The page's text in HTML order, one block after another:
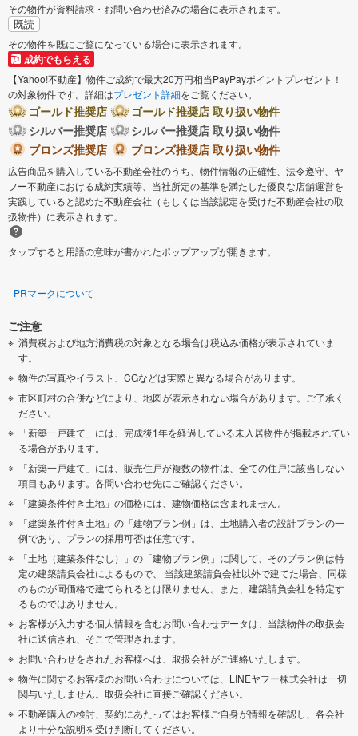
その物件が資料請求・お問い合わせ済みの場合に表示されます。
既読
その物件を既にご覧になっている場合に表示されます。
成約でもらえる
【Yahoo!不動産】物件ご成約で最大20万円相当PayPayポイントプレゼント！
の対象物件です。詳細はプレゼント詳細をご覧ください。
ゴールド推奨店
ゴールド推奨店 取り扱い物件
シルバー推奨店
シルバー推奨店 取り扱い物件
ブロンズ推奨店
ブロンズ推奨店 取り扱い物件
広告商品を購入している不動産会社のうち、物件情報の正確性、法令遵守、ヤ
フー不動産における成約実績等、当社所定の基準を満たした優良な店舗運営を
実践していると認めた不動産会社（もしくは当該認定を受けた不動産会社の取
扱物件）に表示されます。
タップすると用語の意味が書かれたポップアップが開きます。
PRマークについて
ご注意
消費税および地方消費税の対象となる場合は税込み価格が表示されていま
す。
物件の写真やイラスト、CGなどは実際と異なる場合があります。
市区町村の合併などにより、地図が表示されない場合があります。ご了承く
ださい。
「新築一戸建て」には、完成後1年を経過している未入居物件が掲載されてい
る場合があります。
「新築一戸建て」には、販売住戸が複数の物件は、全ての住戸に該当しない
項目もあります。各問い合わせ先にご確認ください。
「建築条件付き土地」の価格には、建物価格は含まれません。
「建築条件付き土地」の「建物プラン例」は、土地購入者の設計プランの一
例であり、プランの採用可否は任意です。
「土地（建築条件なし）」の「建物プラン例」に関して、そのプラン例は特
定の建築請負会社によるもので、 当該建築請負会社以外で建てた場合、同様
のものが同価格で建てられるとは限りません。また、建築請負会社を特定す
るものではありません。
お客様が入力する個人情報を含むお問い合わせデータは、当該物件の取扱会
社に送信され、そこで管理されます。
お問い合わせをされたお客様へは、取扱会社がご連絡いたします。
物件に関するお客様のお問い合わせについては、LINEヤフー株式会社は一切
関与いたしません。取扱会社に直接ご確認ください。
不動産購入の検討、契約にあたってはお客様ご自身が情報を確認し、各会社
より十分な説明を受け判断してください。